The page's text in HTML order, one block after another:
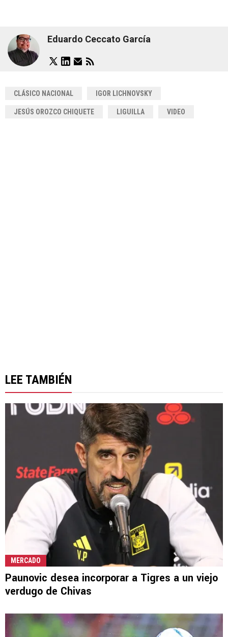
Eduardo Ceccato García
CLÁSICO NACIONAL IGOR LICHNOVSKY
JESÚS OROZCO CHIQUETE LIGUILLA VIDEO
LEE TAMBIÉN
MERCADO
Paunovic desea incorporar a Tigres a un viejo
verdugo de Chivas